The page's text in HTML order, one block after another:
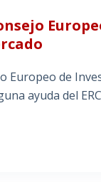
Europeo de
ayuda del